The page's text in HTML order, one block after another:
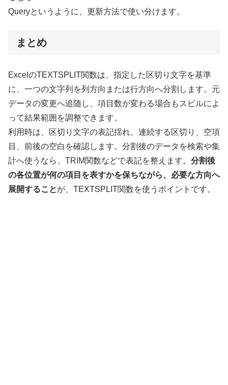
Queryというように、更新方法で使い分けます。
まとめ
ExcelのTEXTSPLIT関数は、指定した区切り文字を基準
に、一つの文字列を列方向または行方向へ分割します。元
データの変更へ追随し、項目数が変わる場合もスピルによ
って結果範囲を調整できます。
利用時は、区切り文字の表記揺れ、連続する区切り、空項
目、前後の空白を確認します。分割後のデータを検索や集
計へ使うなら、TRIM関数などで表記を整えます。 分割後
の各位置が何の項目を表すかを保ちながら、必要な方向へ
展開することが、TEXTSPLIT関数を使うポイントです。